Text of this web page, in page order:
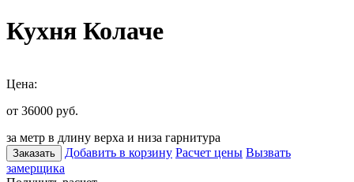
Кухня Колаче
Цена:
от 36000 руб.
за метр в длину верха и низа гарнитура
Заказать Добавить в корзину Расчет цены Вызвать
замерщика